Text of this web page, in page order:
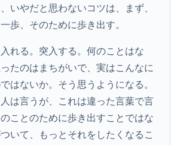
いやだと思わないコツは、まず、
歩、そのために歩き出す。
れる。突入する。何のことはな
たのはまちがいで、実はこんなに
はないか。そう思うようになる。
は言うが、これは違った言葉で言
ことのために歩き出すことではな
いて、もっとそれをしたくなるこ